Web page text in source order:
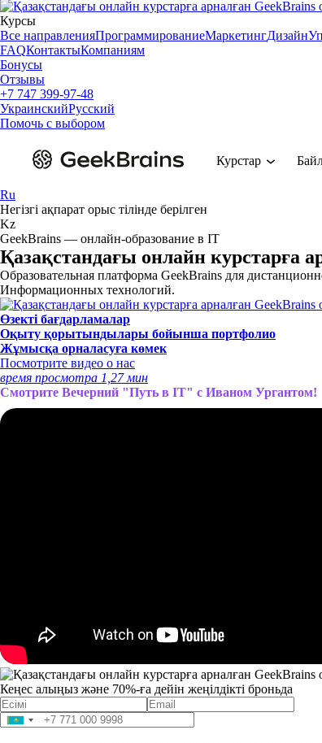
Курсы
Все направленияПрограммированиеМаркетингДизайн
FAQКонтактыКомпаниям
Бонусы
Отзывы
+7 747 399-97-48
УкраинскийРусский
Помочь с выбором
Курстар
Ru
Негізгі ақпарат орыс тілінде берілген
Kz
GeekBrains — онлайн-образование в IT
Қазақстандағы онлайн курстарға
Образовательная платформа GeekBrains для
Информационных технологий.
Өзекті бағдарламалар
Оқыту қорытындылары бойынша портфолио
Жұмысқа орналасуға көмек
Посмотрите видео о нас
время просмотра 1,27 мин
Смотрите Вечерний "Путь в IT" с Иваном Ургантом!
Кеңес алыңыз және 70%-ға дейін жеңілдікті броньда